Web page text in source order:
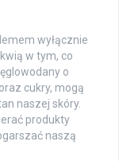
wyłącznie
w tym, co
o
cukry, mogą
naszej skóry.
produkty
naszą